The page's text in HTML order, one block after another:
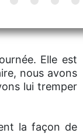
Elle est
nous avons
lui tremper
la façon de